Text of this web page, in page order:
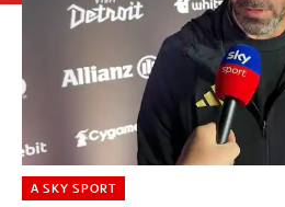
A SKY SPORT